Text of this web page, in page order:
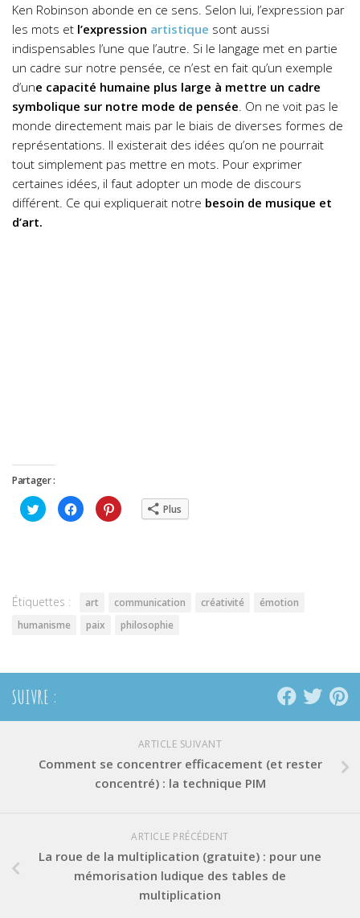
Ken Robinson abonde en ce sens. Selon lui, l’expression par
les mots et l’expression artistique sont aussi
indispensables l’une que l’autre. Si le langage met en partie
un cadre sur notre pensée, ce n’est en fait qu’un exemple
d’une capacité humaine plus large à mettre un cadre
symbolique sur notre mode de pensée . On ne voit pas le
monde directement mais par le biais de diverses formes de
représentations. Il existerait des idées qu’on ne pourrait
tout simplement pas mettre en mots. Pour exprimer
certaines idées, il faut adopter un mode de discours
différent. Ce qui expliquerait notre besoin de musique et
d’art.
Partager :
Cliquez
pour
partager
Cliquez
pour
partager
Cliquez
pour Plus
Étiquettes : art communication créativité
émotion
humanisme
paix philosophie
SUIVRE :
ARTICLE SUIVANT
Comment se concentrer efficacement (et rester
concentré) : la technique PIM
ARTICLE PRÉCÉDENT
La roue de la multiplication (gratuite) : pour une
mémorisation ludique des tables de
multiplication